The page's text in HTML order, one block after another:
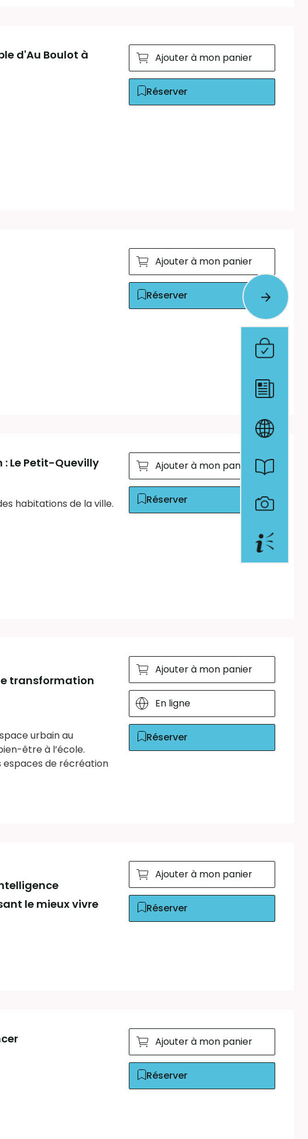
d'Au Boulot à
Ajouter à mon panier
Réserver
Ajouter à mon panier
Réserver
Le Petit-Quevilly
habitations de la ville.
Ajouter à mon panier
Réserver
transformation
urbain au
être à l’école.
espaces de récréation
Ajouter à mon panier
En ligne
Réserver
le mieux vivre
Ajouter à mon panier
Réserver
Ajouter à mon panier
Réserver